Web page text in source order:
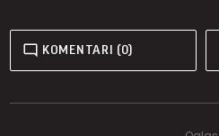
KOMENTARI (0)